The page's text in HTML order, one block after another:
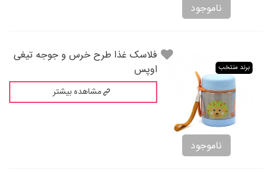
ناموجود
برند منتخب
ناموجود
فلاسک غذا طرح خرس و جوجه تیغی
اوپس
مشاهده بیشتر